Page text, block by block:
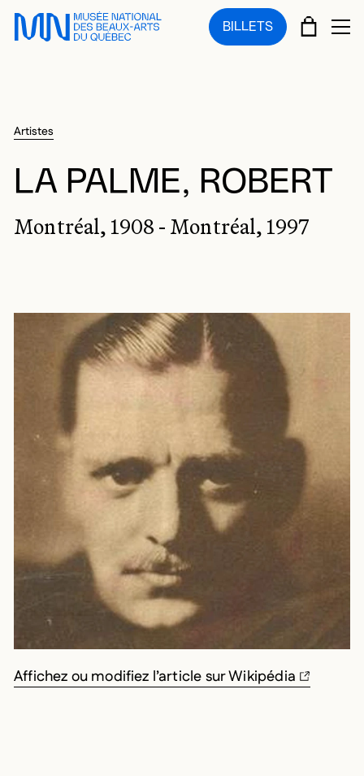
Sauter au menu principal
Sauter au contenu principal
Sauter au pied de page
BILLETS PANIER
Artistes
LA PALME, ROBERT
Montréal, 1908 - Montréal, 1997
Affichez ou modifiez l’article sur Wikipédia